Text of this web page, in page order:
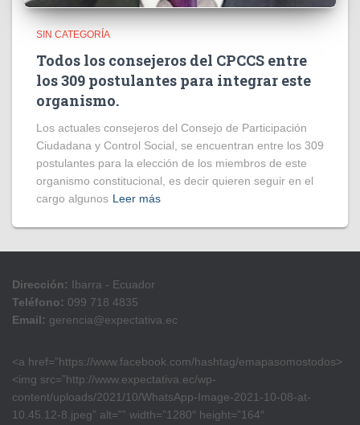
SIN CATEGORÍA
Todos los consejeros del CPCCS entre
los 309 postulantes para integrar este
organismo.
Los actuales consejeros del Consejo de Participación
Ciudadana y Control Social, se encuentran entre los 309
postulantes para la elección de los miembros de este
organismo constitucional, es decir quieren seguir en el
cargo algunos Leer más
Dirección: Ibarra - Ecuador
Teléfono: 099 718 4835
Email: gerencia@expectativa.ec
<a href=”https://www.facebook.com/hashtag/emapasomostodos>
<img src=”http://www.expectativa.ec/wp-
content/uploads/2021/10/WhatsApp-Image-2021-10-08-at-
10.45.12-8.jpeg” alt=”” width=”1280″ height=”164″